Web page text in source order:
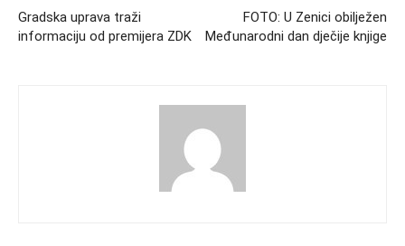
Gradska uprava traži
informaciju od premijera ZDK
FOTO: U Zenici obilježen
Međunarodni dan dječije knjige